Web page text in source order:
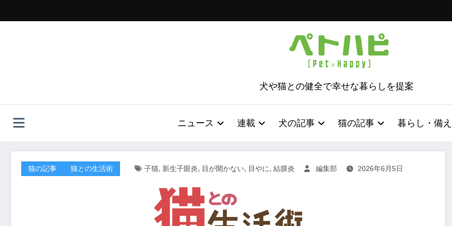
ッ
犬や猫との健全で幸せな暮らしを提案
ニュース 連載 犬の記事 猫の記事 暮らし・備え
猫の記事 猫との生活術 子猫, 新生子眼炎, 目が開かない, 目やに, 結膜炎 編集部 2026年6月5日